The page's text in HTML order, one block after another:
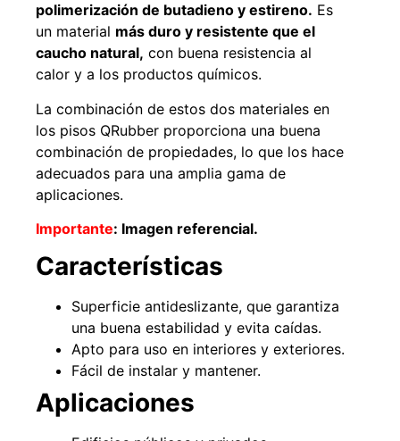
polimerización de butadieno y estireno. Es
un material más duro y resistente que el
caucho natural, con buena resistencia al
calor y a los productos químicos.
La combinación de estos dos materiales en
los pisos QRubber proporciona una buena
combinación de propiedades, lo que los hace
adecuados para una amplia gama de
aplicaciones.
Importante: Imagen referencial.
Características
Superficie antideslizante, que garantiza
una buena estabilidad y evita caídas.
Apto para uso en interiores y exteriores.
Fácil de instalar y mantener.
Aplicaciones
Leer más
Empaquetadura 3/16"
3.5MP
$803.797
Agregar al carrito